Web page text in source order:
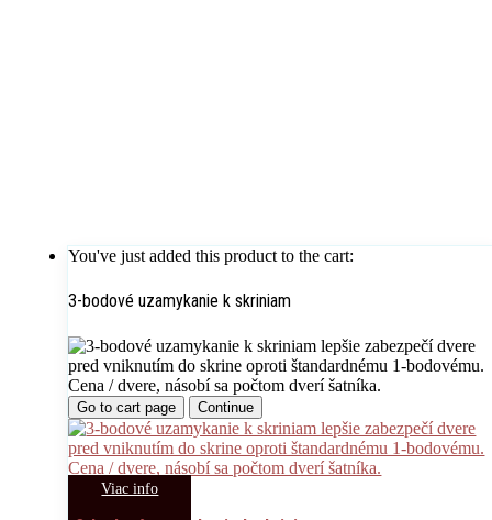
You've just added this product to the cart:
3-bodové uzamykanie k skriniam
Go to cart page Continue
Viac info